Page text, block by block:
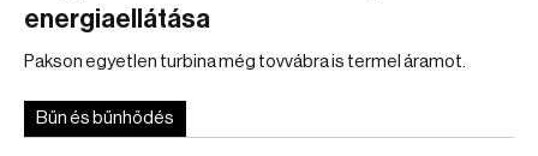
energiaellátása
Pakson egyetlen turbina még tovvábra is termel áramot.
Bűn és bűnhődés